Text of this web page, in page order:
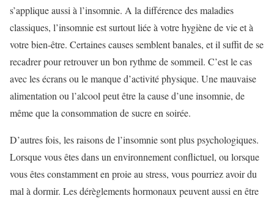
s’applique aussi à l’insomnie. A la différence des maladies
classiques, l’insomnie est surtout liée à votre hygiène de vie et à
votre bien-être. Certaines causes semblent banales, et il suffit de se
recadrer pour retrouver un bon rythme de sommeil. C’est le cas
avec les écrans ou le manque d’activité physique. Une mauvaise
alimentation ou l’alcool peut être la cause d’une insomnie, de
même que la consommation de sucre en soirée.
D’autres fois, les raisons de l’insomnie sont plus psychologiques.
Lorsque vous êtes dans un environnement conflictuel, ou lorsque
vous êtes constamment en proie au stress, vous pourriez avoir du
mal à dormir. Les dérèglements hormonaux peuvent aussi en être